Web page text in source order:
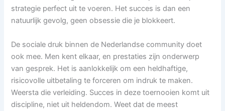
strategie perfect uit te voeren. Het succes is dan een
natuurlijk gevolg, geen obsessie die je blokkeert.
De sociale druk binnen de Nederlandse community doet
ook mee. Men kent elkaar, en prestaties zijn onderwerp
van gesprek. Het is aanlokkelijk om een heldhaftige,
risicovolle uitbetaling te forceren om indruk te maken.
Weersta die verleiding. Succes in deze toernooien komt uit
discipline, niet uit heldendom. Weet dat de meest